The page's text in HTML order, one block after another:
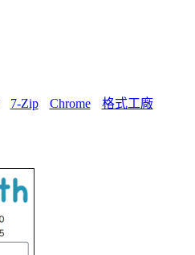
7-Zip Chrome 格式工廠